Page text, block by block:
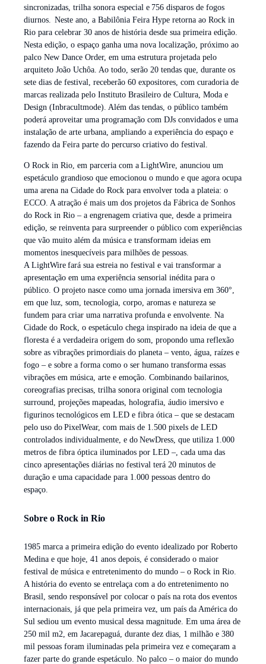
sincronizadas, trilha sonora especial e 756 disparos de fogos
diurnos. Neste ano, a Babilônia Feira Hype retorna ao Rock in
Rio para celebrar 30 anos de história desde sua primeira edição.
Nesta edição, o espaço ganha uma nova localização, próximo ao
palco New Dance Order, em uma estrutura projetada pelo
arquiteto João Uchôa. Ao todo, serão 20 tendas que, durante os
sete dias de festival, receberão 60 expositores, com curadoria de
marcas realizada pelo Instituto Brasileiro de Cultura, Moda e
Design (Inbracultmode). Além das tendas, o público também
poderá aproveitar uma programação com DJs convidados e uma
instalação de arte urbana, ampliando a experiência do espaço e
fazendo da Feira parte do percurso criativo do festival.
O Rock in Rio, em parceria com a LightWire, anunciou um
espetáculo grandioso que emocionou o mundo e que agora ocupa
uma arena na Cidade do Rock para envolver toda a plateia: o
ECCO. A atração é mais um dos projetos da Fábrica de Sonhos
do Rock in Rio – a engrenagem criativa que, desde a primeira
edição, se reinventa para surpreender o público com experiências
que vão muito além da música e transformam ideias em
momentos inesquecíveis para milhões de pessoas.
A LightWire fará sua estreia no festival e vai transformar a
apresentação em uma experiência sensorial inédita para o
público. O projeto nasce como uma jornada imersiva em 360°,
em que luz, som, tecnologia, corpo, aromas e natureza se
fundem para criar uma narrativa profunda e envolvente. Na
Cidade do Rock, o espetáculo chega inspirado na ideia de que a
floresta é a verdadeira origem do som, propondo uma reflexão
sobre as vibrações primordiais do planeta – vento, água, raízes e
fogo – e sobre a forma como o ser humano transforma essas
vibrações em música, arte e emoção. Combinando bailarinos,
coreografias precisas, trilha sonora original com tecnologia
surround, projeções mapeadas, holografia, áudio imersivo e
figurinos tecnológicos em LED e fibra ótica – que se destacam
pelo uso do PixelWear, com mais de 1.500 pixels de LED
controlados individualmente, e do NewDress, que utiliza 1.000
metros de fibra óptica iluminados por LED –, cada uma das
cinco apresentações diárias no festival terá 20 minutos de
duração e uma capacidade para 1.000 pessoas dentro do
espaço.
Sobre o Rock in Rio
1985 marca a primeira edição do evento idealizado por Roberto
Medina e que hoje, 41 anos depois, é considerado o maior
festival de música e entretenimento do mundo – o Rock in Rio.
A história do evento se entrelaça com a do entretenimento no
Brasil, sendo responsável por colocar o país na rota dos eventos
internacionais, já que pela primeira vez, um país da América do
Sul sediou um evento musical dessa magnitude. Em uma área de
250 mil m2, em Jacarepaguá, durante dez dias, 1 milhão e 380
mil pessoas foram iluminadas pela primeira vez e começaram a
fazer parte do grande espetáculo. No palco – o maior do mundo